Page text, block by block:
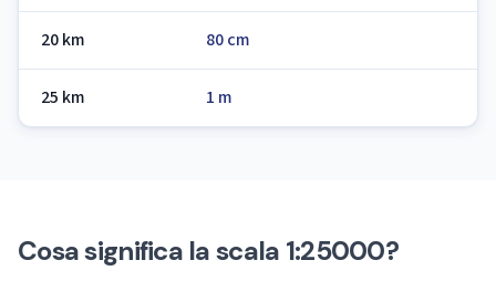
20 km 80 cm
25 km 1 m
Cosa significa la scala 1:25000?